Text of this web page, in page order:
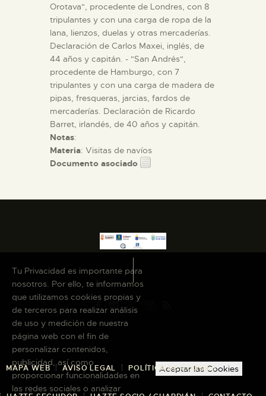
Orotava", procedente de Londres, con 8
tripulantes y con una carga de ropa de la
lana, lienzos, duelas y otras mercaderías.
Declaración de Carlos Maxei, inglés, de
44 años y capitán. - "San Andrés",
procedente de Hamburgo, con 7
tripulantes y con una carga de madera de
pipas, fresqueras, jarcias, fardos de
mercaderías. Declaración de Ricardo
Barret, irlandés, de 40 años y capitán.
Notas:
Materia: Visitas de navíos
Documento asociado
MAPA WEB AVISO LEGAL POLÍTICA DE COOKIES
Tu Privacidad es importante para
nosotros. Por ello, te informamos
que utilizamos cookies propias y
de terceros para realizar análisis
de uso y medición de nuestra
página web con el fin de
personalizar contenidos,
publicidad, así como
proporcionar funcionalidades en
las redes sociales o analizar
Aceptar las Cookies